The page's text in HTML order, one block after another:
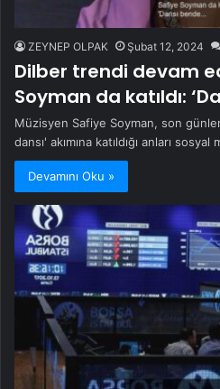
ZEYNEP OLPAK Şubat 12, 2024
Dilber trendi devam
Soyman da katıldı:
Müzisyen Safiye Soyman, son
dansı' akımına katıldığı anları
Devamını Oku »